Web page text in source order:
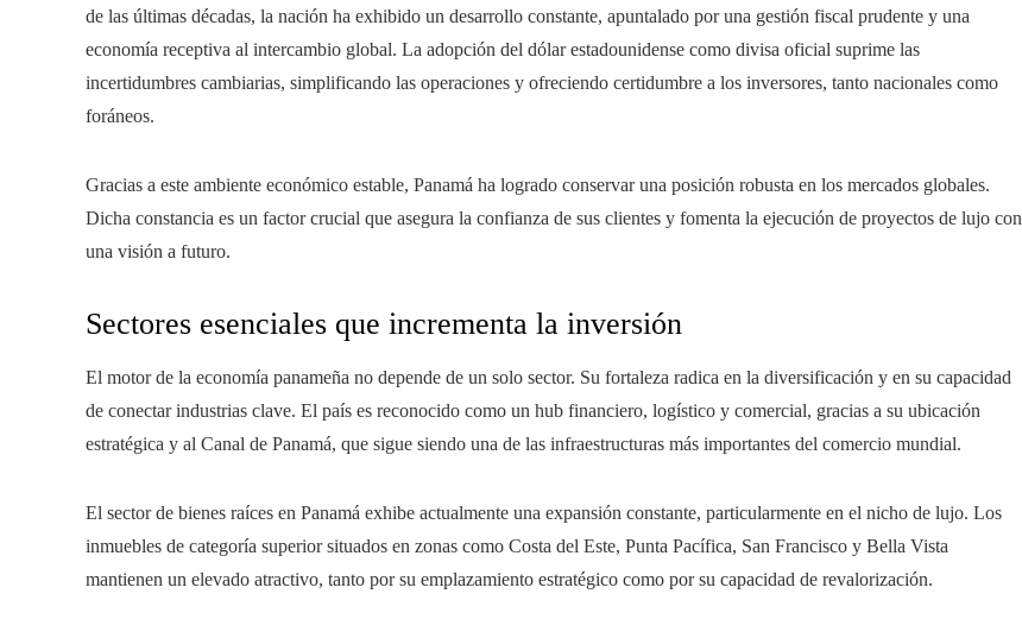
de las últimas décadas, la nación ha exhibido un desarrollo constante, apuntalado por una gestión fiscal prudente y una
economía receptiva al intercambio global. La adopción del dólar estadounidense como divisa oficial suprime las
incertidumbres cambiarias, simplificando las operaciones y ofreciendo certidumbre a los inversores, tanto nacionales como
foráneos.
Gracias a este ambiente económico estable, Panamá ha logrado conservar una posición robusta en los mercados globales.
Dicha constancia es un factor crucial que asegura la confianza de sus clientes y fomenta la ejecución de proyectos de lujo con
una visión a futuro.
Sectores esenciales que incrementa la inversión
El motor de la economía panameña no depende de un solo sector. Su fortaleza radica en la diversificación y en su capacidad
de conectar industrias clave. El país es reconocido como un hub financiero, logístico y comercial, gracias a su ubicación
estratégica y al Canal de Panamá, que sigue siendo una de las infraestructuras más importantes del comercio mundial.
El sector de bienes raíces en Panamá exhibe actualmente una expansión constante, particularmente en el nicho de lujo. Los
inmuebles de categoría superior situados en zonas como Costa del Este, Punta Pacífica, San Francisco y Bella Vista
mantienen un elevado atractivo, tanto por su emplazamiento estratégico como por su capacidad de revalorización.